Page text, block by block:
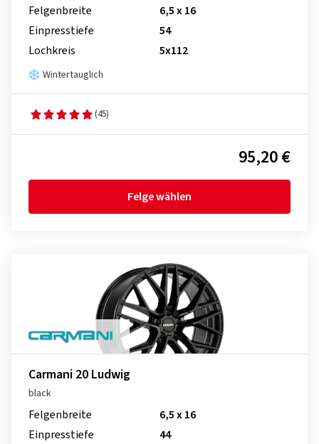
Felgenbreite
6,5 x 16
Einpresstiefe
54
Lochkreis
5x112
Wintertauglich
(45)
95,20 €
Felge wählen
Carmani 20 Ludwig
black
Felgenbreite
6,5 x 16
Einpresstiefe
44